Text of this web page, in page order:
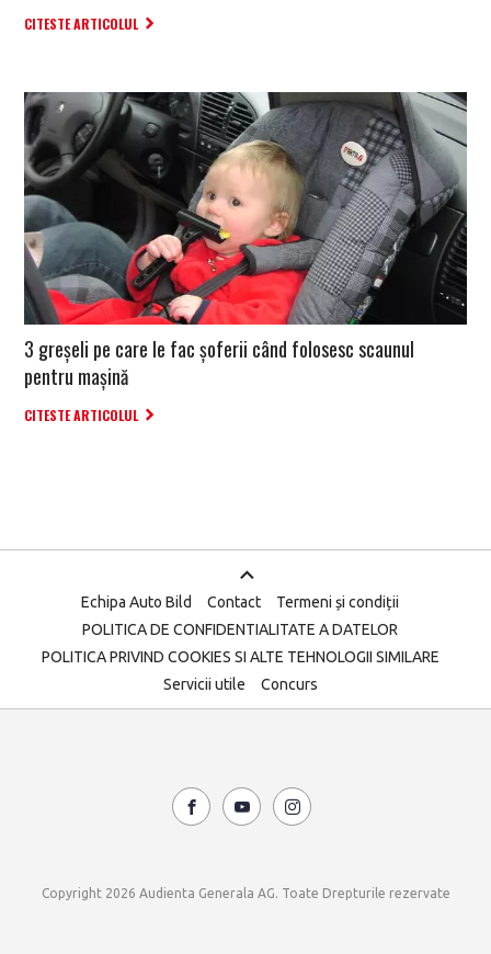
CITESTE ARTICOLUL
3 greșeli pe care le fac șoferii când folosesc scaunul
pentru mașină
CITESTE ARTICOLUL
Echipa Auto Bild Contact
Termeni și condiții
POLITICA DE CONFIDENTIALITATE A DATELOR
POLITICA PRIVIND COOKIES SI ALTE TEHNOLOGII SIMILARE
Servicii utile
Concurs
Copyright 2026 Audienta Generala AG. Toate Drepturile rezervate